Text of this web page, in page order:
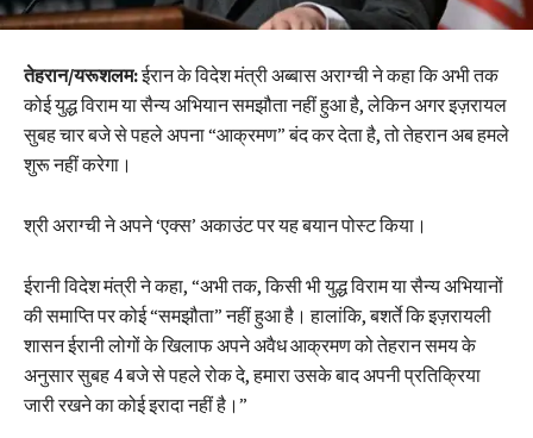
तेहरान/यरूशलम:ईरान के विदेश मंत्री अब्बास अराग्ची ने कहा कि अभी तक
कोई युद्ध विराम या सैन्य अभियान समझौता नहीं हुआ है, लेकिन अगर इज़रायल
सुबह चार बजे से पहले अपना “आक्रमण” बंद कर देता है, तो तेहरान अब हमले
शुरू नहीं करेगा।
श्री अराग्ची ने अपने ‘एक्स’ अकाउंट पर यह बयान पोस्ट किया।
ईरानी विदेश मंत्री ने कहा, “अभी तक, किसी भी युद्ध विराम या सैन्य अभियानों
की समाप्ति पर कोई “समझौता” नहीं हुआ है। हालांकि, बशर्ते कि इज़रायली
शासन ईरानी लोगों के खिलाफ अपने अवैध आक्रमण को तेहरान समय के
अनुसार सुबह 4 बजे से पहले रोक दे, हमारा उसके बाद अपनी प्रतिक्रिया
जारी रखने का कोई इरादा नहीं है।”